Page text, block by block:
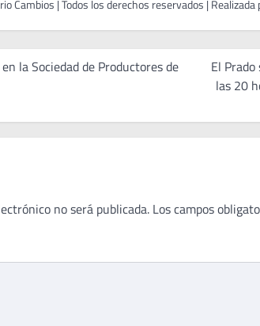
la Sociedad de Productores de
El
las 20
no será publicada. Los campos